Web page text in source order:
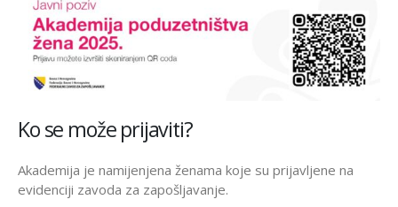
Ko se može prijaviti?
Akademija je namijenjena ženama koje su prijavljene na
evidenciji zavoda za zapošljavanje.